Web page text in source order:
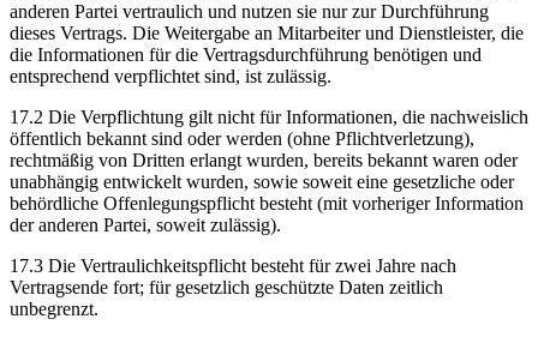
anderen Partei vertraulich und nutzen sie nur zur Durchführung
dieses Vertrags. Die Weitergabe an Mitarbeiter und Dienstleister, die
die Informationen für die Vertragsdurchführung benötigen und
entsprechend verpflichtet sind, ist zulässig.
17.2 Die Verpflichtung gilt nicht für Informationen, die nachweislich
öffentlich bekannt sind oder werden (ohne Pflichtverletzung),
rechtmäßig von Dritten erlangt wurden, bereits bekannt waren oder
unabhängig entwickelt wurden, sowie soweit eine gesetzliche oder
behördliche Offenlegungspflicht besteht (mit vorheriger Information
der anderen Partei, soweit zulässig).
17.3 Die Vertraulichkeitspflicht besteht für zwei Jahre nach
Vertragsende fort; für gesetzlich geschützte Daten zeitlich
unbegrenzt.